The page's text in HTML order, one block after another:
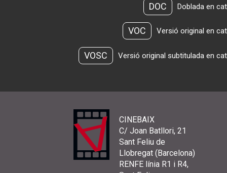
DOC Doblada en
VOC Versió original en
VOSC Versió original subtitulada en
CINEBAIX
C/ Joan Batllori, 21
Sant Feliu de
Llobregat (Barcelona)
RENFE línia R1 i R4,